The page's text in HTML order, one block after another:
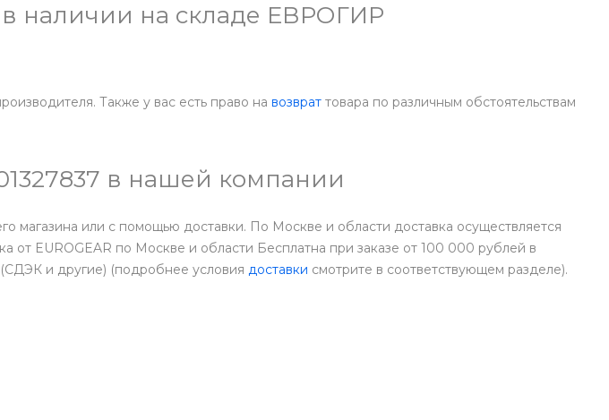
в наличии на складе ЕВРОГИР
Также у вас есть право на возврат товара по различным обстоятельствам
в нашей компании
магазина или с помощью доставки. По Москве и области доставка осуществляется
от EUROGEAR по Москве и области Бесплатна при заказе от 100 000 рублей в
и другие) (подробнее условия доставки смотрите в соответствующем разделе).